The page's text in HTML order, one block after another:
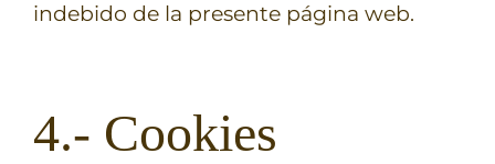
indebido de la presente página web.
4.- Cookies